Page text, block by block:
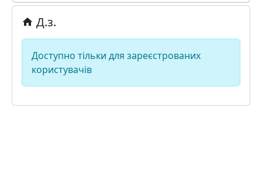
Д.з.
Доступно тільки для зареєстрованих
користувачів